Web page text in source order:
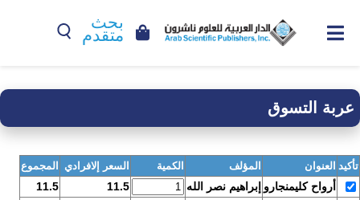
بحث
متقدم
عربة التسوق
تأكيد العنوان المؤلف الكمية السعر إلافرادي المجموع
أرواح كليمنجارو إبراهيم نصر الله 11.5
11.5